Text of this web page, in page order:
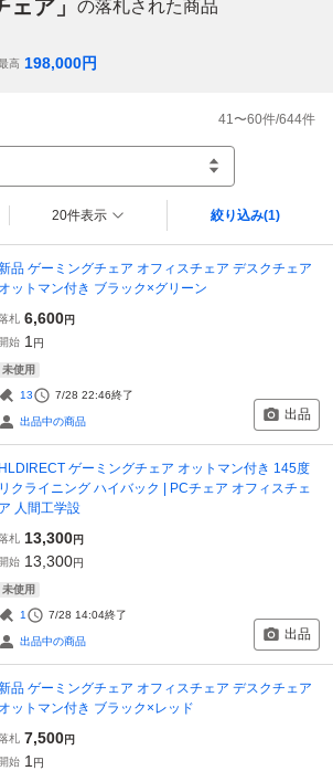
ェア」 の落札された商品
高 198,000円
41 〜60件/644件
20件表示 絞り込み(1)
品 ゲーミングチェア オフィスチェア デスクチェア
オットマン付き ブラック×グリーン
札 6,600円
開始 1 円
未使用
13 7/28 22:46終了
出品中の商品 出品
HLDIRECT ゲーミングチェア オットマン付き 145度
リクライニング ハイバック | PCチェア オフィスチェ
ア 人間工学設
札 13,300円
開始 13,300円
未使用
1 7/28 14:04終了
出品中の商品 出品
品 ゲーミングチェア オフィスチェア デスクチェア
オットマン付き ブラック×レッド
札 7,500円
開始 1 円